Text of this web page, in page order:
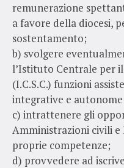
remunerazione
a favore della diocesi,
sostentamento;
b) svolgere
l’Istituto Centrale per
(I.C.S.C.) funzioni
integrative e
c) intrattenere gli
Amministrazioni civili e
proprie competenze;
d) provvedere ad